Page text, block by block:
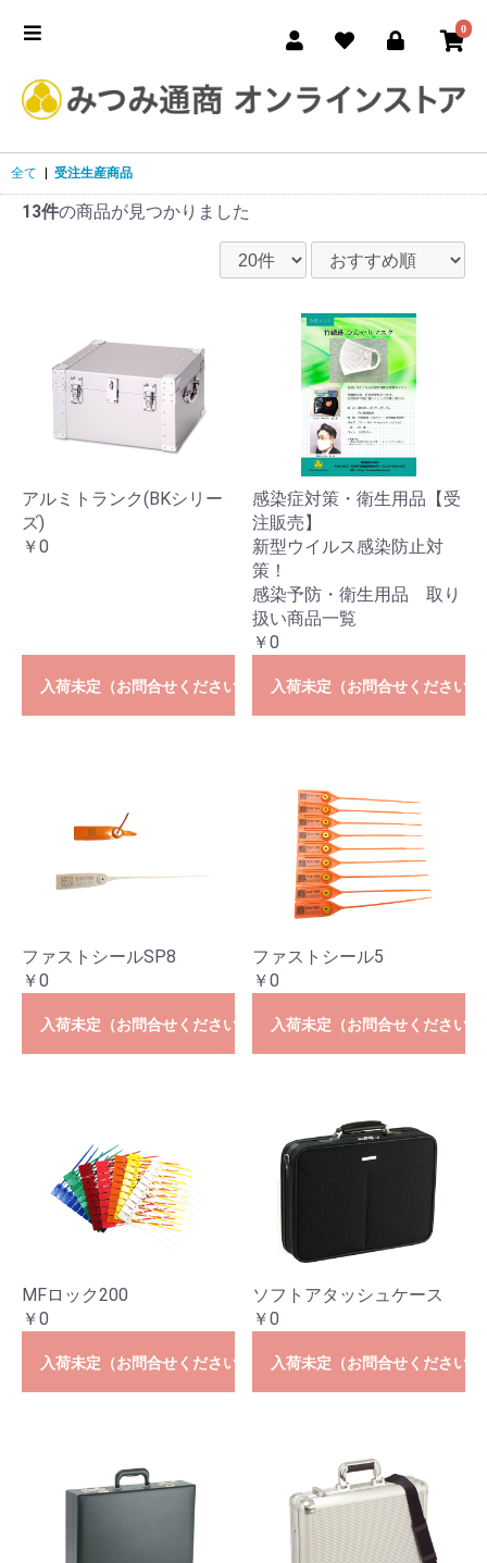
0
全て 受注生産商品
13件の商品が見つかりました
アルミトランク(BKシリー
ズ)
￥0
入荷未定（お問合せください）
感染症対策・衛生用品【受
注販売】
新型ウイルス感染防止対
策！
感染予防・衛生用品 取り
扱い商品一覧
￥0
入荷未定（お問合せください）
ファストシールSP8
￥0
入荷未定（お問合せください）
ファストシール5
￥0
入荷未定（お問合せください）
MFロック200
￥0
入荷未定（お問合せください）
ソフトアタッシュケース
￥0
入荷未定（お問合せください）